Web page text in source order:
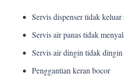
Servis dispenser tidak keluar
Servis air panas tidak
Servis air dingin tidak dingin
Penggantian keran bocor